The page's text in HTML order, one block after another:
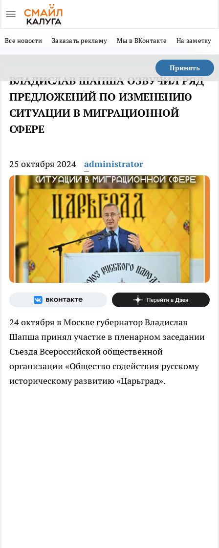
Все новости Заказать рекламу Мы в ВКонтакте На заметку
Принять
ВЛАДИСЛАВ ШАПША ОЗВУЧИЛ РЯД
ПРЕДЛОЖЕНИЙ ПО ИЗМЕНЕНИЮ
СИТУАЦИИ В МИГРАЦИОННОЙ
СФЕРЕ
25 октября 2024 administrator
24 октября в Москве губернатор Владислав
Шапша принял участие в пленарном заседании
Съезда Всероссийской общественной
организации «Общество содействия русскому
историческому развитию «Царьград».